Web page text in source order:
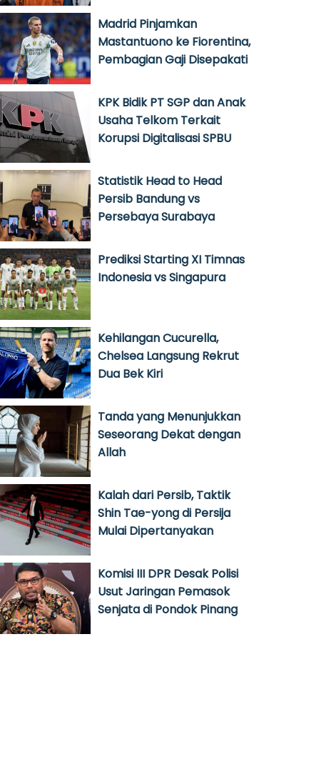
Madrid Pinjamkan
Mastantuono ke Fiorentina,
Pembagian Gaji Disepakati
KPK Bidik PT SGP dan Anak
Usaha Telkom Terkait
Korupsi Digitalisasi SPBU
Statistik Head to Head
Persib Bandung vs
Persebaya Surabaya
Prediksi Starting XI Timnas
Indonesia vs Singapura
Kehilangan Cucurella,
Chelsea Langsung Rekrut
Dua Bek Kiri
Tanda yang Menunjukkan
Seseorang Dekat dengan
Allah
Kalah dari Persib, Taktik
Shin Tae-yong di Persija
Mulai Dipertanyakan
Komisi III DPR Desak Polisi
Usut Jaringan Pemasok
Senjata di Pondok Pinang